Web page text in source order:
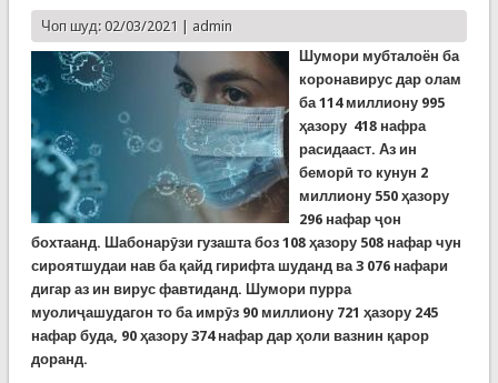
Чоп шуд: 02/03/2021 | admin
Шумори мубталоён ба
коронавирус дар олам
ба114 миллиону 995
ҳазору 418 нафра
расидааст. Аз ин
беморӣ то кунун 2
миллиону 550 ҳазору
296 нафар ҷон
бохтаанд. Шабонарӯзи гузашта боз 108 ҳазору 508 нафар чун
сироятшудаи нав ба қайд гирифта шуданд ва 3 076 нафари
дигар аз ин вирус фавтиданд. Шумори пурра
муолиҷашудагон то ба имрӯз 90 миллиону 721 ҳазору 245
нафар буда, 90 ҳазору 374 нафар дар ҳоли вазнин қарор
доранд.